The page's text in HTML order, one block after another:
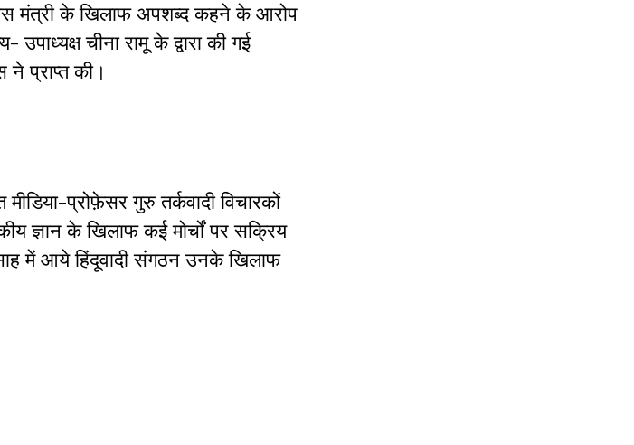
मंत्री के खिलाफ अपशब्द कहने के आरोप
चीना रामू के द्वारा की गई
ने प्राप्त की।
प्रोफ़ेसर गुरु तर्कवादी विचारकों
ज्ञान के खिलाफ कई मोर्चों पर सक्रिय
में आये हिंदूवादी संगठन उनके खिलाफ